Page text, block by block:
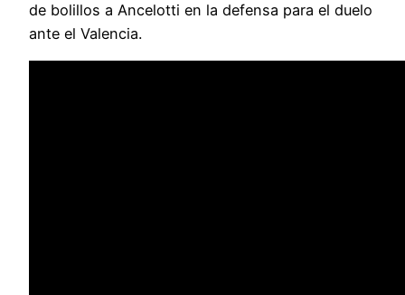
de bolillos a Ancelotti en la defensa para el duelo
ante el Valencia.